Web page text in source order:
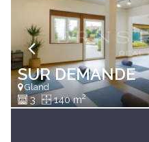
SUR DEMANDE
Gland
3 140 m2